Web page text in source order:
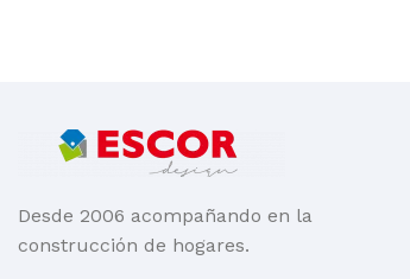
Desde 2006 acompañando en la
construcción de hogares.